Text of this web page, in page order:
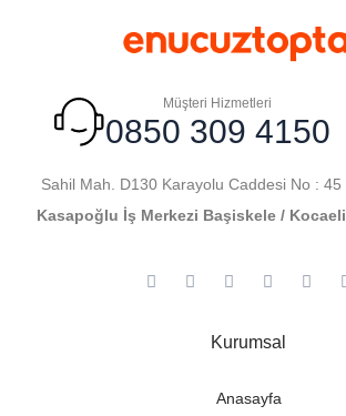
Müşteri Hizmetleri
0850 309 4150
Sahil Mah. D130 Karayolu Caddesi No : 45
Kasapoğlu İş Merkezi Başiskele / Kocaeli
Kurumsal
Anasayfa